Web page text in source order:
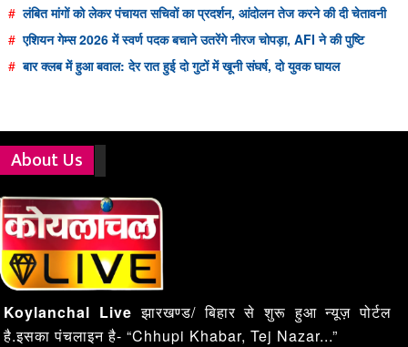
# लंबित मांगों को लेकर पंचायत सचिवों का प्रदर्शन, आंदोलन तेज करने की दी चेतावनी
# एशियन गेम्स 2026 में स्वर्ण पदक बचाने उतरेंगे नीरज चोपड़ा, AFI ने की पुष्टि
# बार क्लब में हुआ बवाल: देर रात हुई दो गुटों में खूनी संघर्ष, दो युवक घायल
About Us
Koylanchal Live झारखण्ड/ बिहार से शुरू हुआ न्यूज़ पोर्टल
है.इसका पंचलाइन है- “Chhupi Khabar, Tej Nazar...”